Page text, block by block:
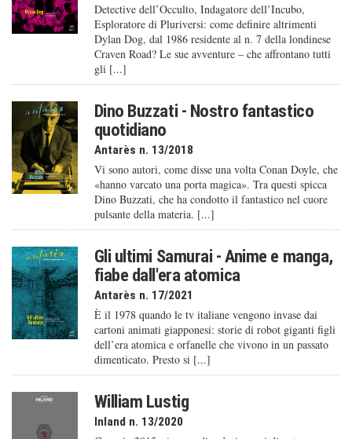
Detective dell’Occulto, Indagatore dell’Incubo,
Esploratore di Pluriversi: come definire altrimenti
Dylan Dog, dal 1986 residente al n. 7 della londinese
Craven Road? Le sue avventure – che affrontano tutti
gli [...]
Dino Buzzati - Nostro fantastico
quotidiano
Antarès n. 13/2018
Vi sono autori, come disse una volta Conan Doyle, che
«hanno varcato una porta magica». Tra questi spicca
Dino Buzzati, che ha condotto il fantastico nel cuore
pulsante della materia. [...]
Gli ultimi Samurai - Anime e manga,
fiabe dall'era atomica
Antarès n. 17/2021
È il 1978 quando le tv italiane vengono invase dai
cartoni animati giapponesi: storie di robot giganti figli
dell’era atomica e orfanelle che vivono in un passato
dimenticato. Presto si [...]
William Lustig
Inland n. 13/2020